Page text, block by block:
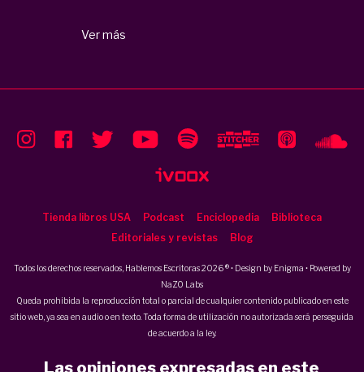
Ver más
Tienda libros USA Podcast Enciclopedia
Biblioteca
Editoriales y revistas
Blog
Todos los derechos reservados, Hablemos Escritoras 2026 ® • Design by Enigma • Powered by
NaZO Labs
Queda prohibida la reproducción total o parcial de cualquier contenido publicado en este
sitio web, ya sea en audio o en texto. Toda forma de utilización no autorizada será perseguida
de acuerdo a la ley.
Las opiniones expresadas en este